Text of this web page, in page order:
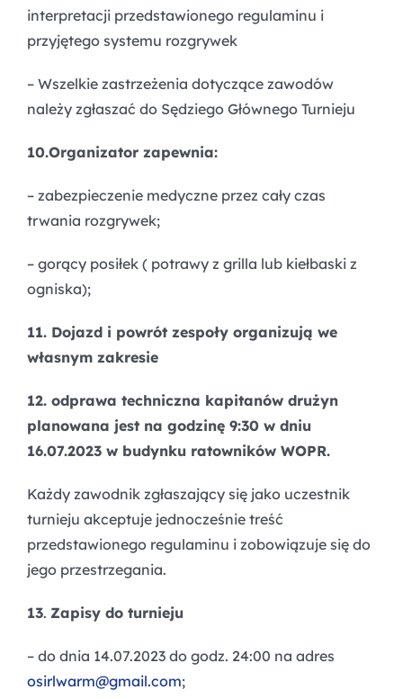
interpretacji przedstawionego regulaminu i
przyjętego systemu rozgrywek
– Wszelkie zastrzeżenia dotyczące zawodów
należy zgłaszać do Sędziego Głównego Turnieju
10.Organizator zapewnia:
– zabezpieczenie medyczne przez cały czas
trwania rozgrywek;
– gorący posiłek ( potrawy z grilla lub kiełbaski z
ogniska);
11. Dojazd i powrót zespoły organizują we
własnym zakresie
12. odprawa techniczna kapitanów drużyn
planowana jest na godzinę 9:30 w dniu
16.07.2023 w budynku ratowników WOPR.
Każdy zawodnik zgłaszający się jako uczestnik
turnieju akceptuje jednocześnie treść
przedstawionego regulaminu i zobowiązuje się do
jego przestrzegania.
13. Zapisy do turnieju
– do dnia 14.07.2023 do godz. 24:00 na adres
osirlwarm@gmail.com;